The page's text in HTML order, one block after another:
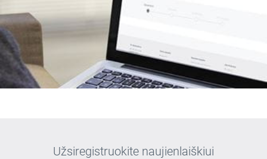
Užsiregistruokite naujienlaiškiui